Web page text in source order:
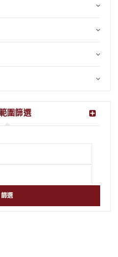
圍篩選
篩選